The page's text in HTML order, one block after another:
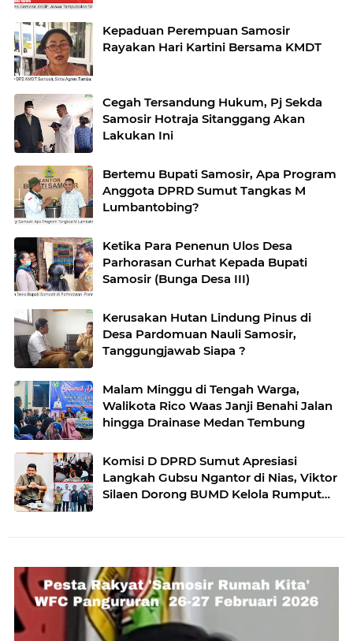
Kepaduan Perempuan Samosir
Rayakan Hari Kartini Bersama KMDT
Cegah Tersandung Hukum, Pj Sekda
Samosir Hotraja Sitanggang Akan
Lakukan Ini
Bertemu Bupati Samosir, Apa Program
Anggota DPRD Sumut Tangkas M
Lumbantobing?
Ketika Para Penenun Ulos Desa
Parhorasan Curhat Kepada Bupati
Samosir (Bunga Desa III)
Kerusakan Hutan Lindung Pinus di
Desa Pardomuan Nauli Samosir,
Tanggungjawab Siapa ?
Malam Minggu di Tengah Warga,
Walikota Rico Waas Janji Benahi Jalan
hingga Drainase Medan Tembung
Komisi D DPRD Sumut Apresiasi
Langkah Gubsu Ngantor di Nias, Viktor
Silaen Dorong BUMD Kelola Rumput